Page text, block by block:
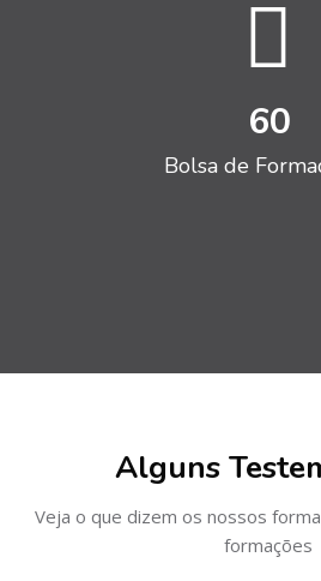
60
Bolsa de
Alguns
Veja o que dizem os nossos
formações